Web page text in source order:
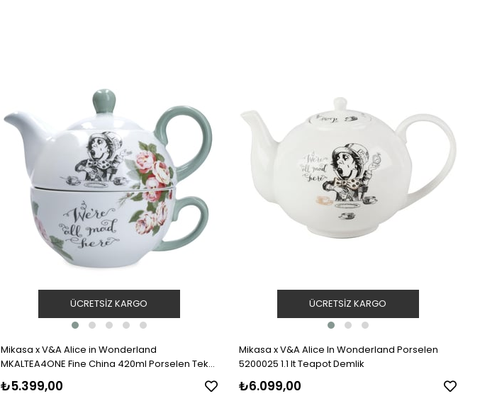
Mikasa x V&A Alice in Wonderland
MKALTEA4ONE Fine China 420ml Porselen Tek
Kişilik Çay Demleme Seti
₺5.399,00
ÜCRETSIZ KARGO
Mikasa x V&A Alice In Wonderland Porselen
5200025 1.1 lt Teapot Demlik
₺6.099,00
ÜCRETSIZ KARGO